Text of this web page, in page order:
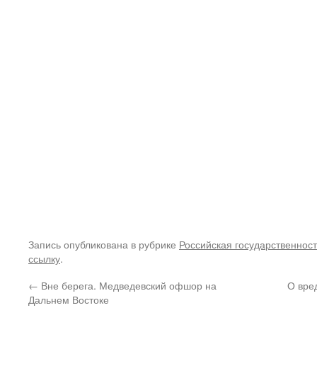
Запись опубликована в рубрике Российская
ссылку.
← Вне берега. Медведевский офшор на
Дальнем Востоке
О